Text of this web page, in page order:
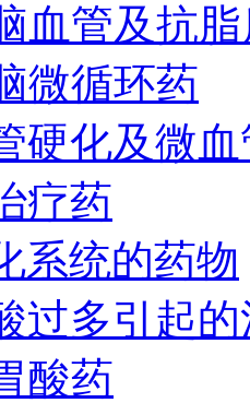
血管及抗
微循环药
硬化及微
疗药
系统的药物
过多引起
酸药